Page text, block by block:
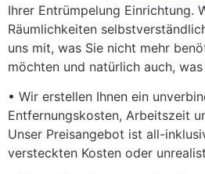
Ihrer Entrümpelung Einrichtung.
Räumlichkeiten
uns mit, was Sie nicht mehr
möchten und natürlich auch,
• Wir erstellen Ihnen ein
Entfernungskosten, Arbeitszeit
Unser Preisangebot ist all-
versteckten Kosten oder